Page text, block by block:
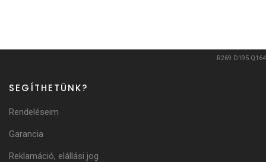
R269 D195 Q164
SEGÍTHETÜNK?
Rendeléseim
Garancia
Reklamáció, elállási jog